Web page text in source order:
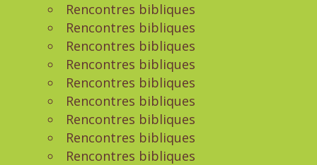
Rencontres bibliques
Rencontres bibliques
Rencontres bibliques
Rencontres bibliques
Rencontres bibliques
Rencontres bibliques
Rencontres bibliques
Rencontres bibliques
Rencontres bibliques